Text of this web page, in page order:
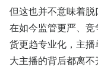
但这也并不意味着脱
在如今监管更严、
货更趋专业化，主
大主播的背后都离不